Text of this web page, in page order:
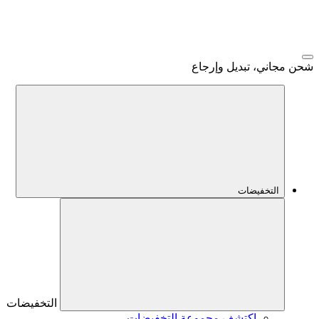
شحن مجاني، تبديل وإرجاع
التخفيضات
التخفيضات